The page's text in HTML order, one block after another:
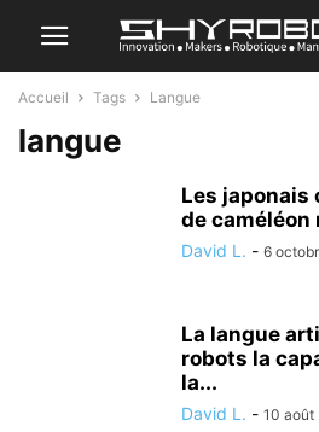
Accueil Tags Langue
langue
Les japonais
de caméléon
David L. - 6
La langue
robots la
la...
David L. - 10 août